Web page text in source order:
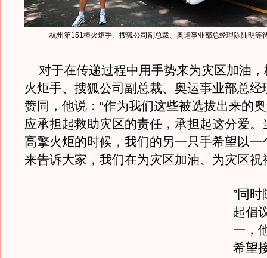
杭州第151棒火炬手、搜狐公司副总裁、奥运事业部总经理陈陆明等
对于在传递过程中用手势来为灾区加油，
火炬手、搜狐公司副总裁、奥运事业部总经
赞同，他说：“作为我们这些被选拔出来的
应承担起救助灾区的责任，承担起这分爱。
高擎火炬的时候，我们的另一只手希望以一
来告诉大家，我们在为灾区加油、为灾区祝
”同
起倡
一，
希望